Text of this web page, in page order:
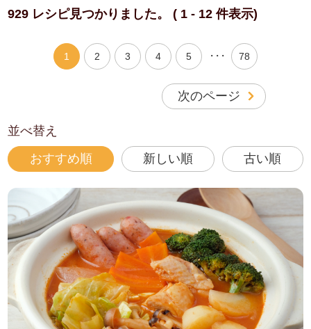
929 レシピ見つかりました。 ( 1 - 12 件表示)
1 2 3 4 5 ・・・ 78
次のページ
並べ替え
おすすめ順 新しい順 古い順